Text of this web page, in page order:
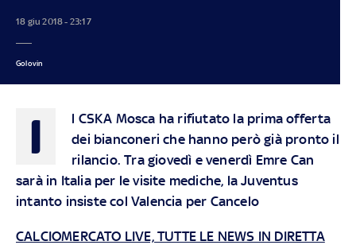
18 giu 2018 - 23:17
Golovin
I
l CSKA Mosca ha rifiutato la prima offerta
dei bianconeri che hanno però già pronto il
rilancio. Tra giovedì e venerdì Emre Can
sarà in Italia per le visite mediche, la Juventus
intanto insiste col Valencia per Cancelo
CALCIOMERCATO LIVE, TUTTE LE NEWS IN DIRETTA